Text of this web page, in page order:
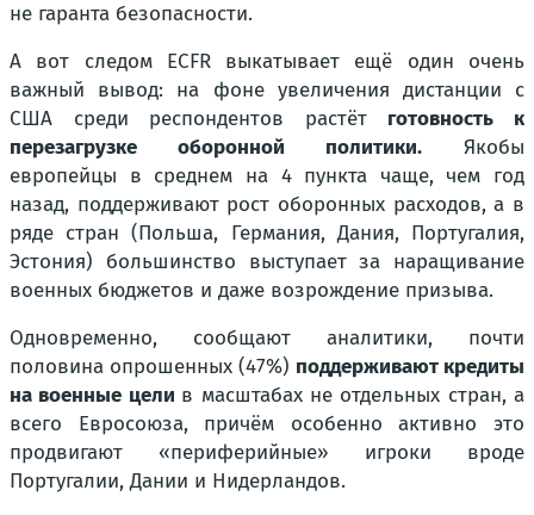
не гаранта безопасности.
А вот следом ECFR выкатывает ещё один очень
важный вывод: на фоне увеличения дистанции с
США среди респондентов растёт готовность к
перезагрузке оборонной политики. Якобы
европейцы в среднем на 4 пункта чаще, чем год
назад, поддерживают рост оборонных расходов, а в
ряде стран (Польша, Германия, Дания, Португалия,
Эстония) большинство выступает за наращивание
военных бюджетов и даже возрождение призыва.
Одновременно, сообщают аналитики, почти
половина опрошенных (47%) поддерживают кредиты
на военные цели в масштабах не отдельных стран, а
всего Евросоюза, причём особенно активно это
продвигают «периферийные» игроки вроде
Португалии, Дании и Нидерландов.